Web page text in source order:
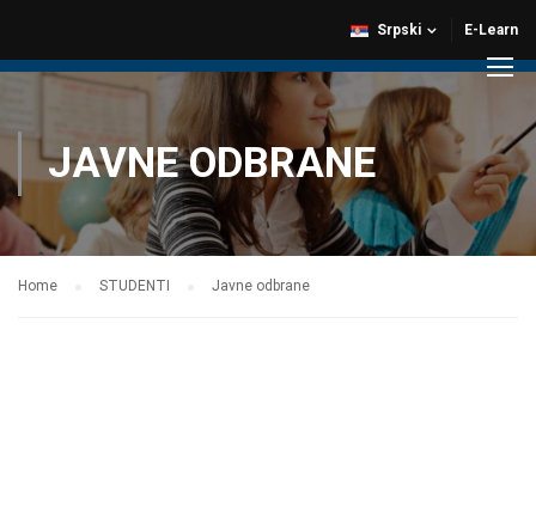
E-Learn
Srpski
JAVNE ODBRANE
Home STUDENTI Javne odbrane